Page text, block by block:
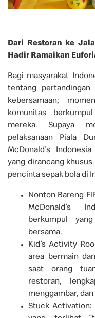
Dari Restoran ke
Hadir Ramaikan
Bagi masyarakat
tentang
kebersamaan;
komunitas
mereka. Supaya
pelaksanaan Piala
McDonald’s
yang dirancang
pencinta sepak bola di
Nonton Bareng
McDonald’s
berkumpul
bersama.
Kid’s Activity
area bermain
saat orang
restoran,
menggambar,
Stuck Activation: